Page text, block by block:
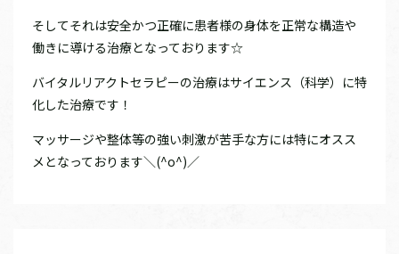
そしてそれは安全かつ正確に患者様の身体を正常な構造や
働きに導ける治療となっております☆
バイタルリアクトセラピーの治療はサイエンス（科学）に特
化した治療です！
マッサージや整体等の強い刺激が苦手な方には特にオスス
メとなっております＼(^o^)／